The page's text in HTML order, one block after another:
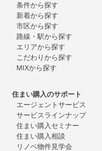
条件から探す
新着から探す
市区から探す
路線・駅から探す
エリアから探す
こだわりから探す
MIXから探す
住まい購入のサポート
エージェントサービス
サービスラインナップ
住まい購入セミナー
住まい購入相談
リノベ物件見学会